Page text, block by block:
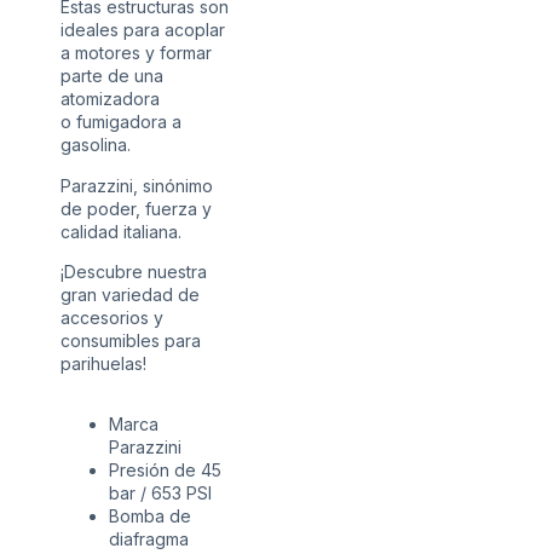
Estas estructuras son
ideales para acoplar
a motores y formar
parte de una
atomizadora
o fumigadora a
gasolina.
Parazzini, sinónimo
de poder, fuerza y
calidad italiana.
¡Descubre nuestra
gran variedad de
accesorios y
consumibles para
parihuelas!
Marca
Parazzini
Presión de 45
bar / 653 PSI
Bomba de
diafragma